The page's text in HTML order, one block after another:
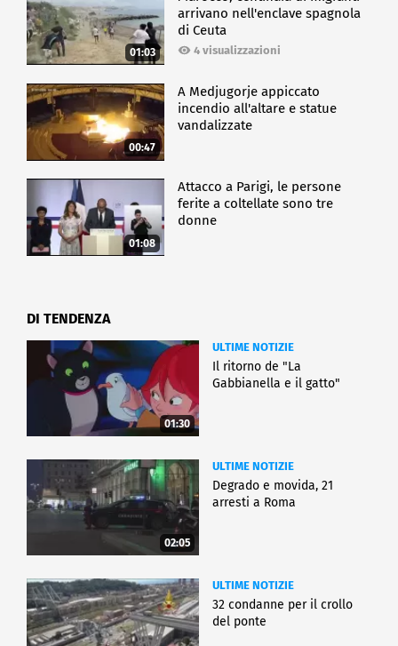
01:03
arrivano nell'enclave spagnola
di Ceuta
4 visualizzazioni
00:47
A Medjugorje appiccato
incendio all'altare e statue
vandalizzate
01:08
Attacco a Parigi, le persone
ferite a coltellate sono tre
donne
DI TENDENZA
01:30
ULTIME NOTIZIE
Il ritorno de "La
Gabbianella e il gatto"
02:05
ULTIME NOTIZIE
Degrado e movida, 21
arresti a Roma
ULTIME NOTIZIE
32 condanne per il crollo
del ponte